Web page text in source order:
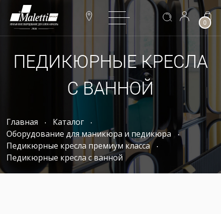
0
ПЕДИКЮРНЫЕ КРЕСЛА
С ВАННОЙ
Главная
Каталог
Оборудование для маникюра и педикюра
Педикюрные кресла премиум класса
Педикюрные кресла с ванной